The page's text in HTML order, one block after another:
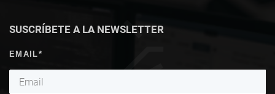
SUSCRÍBETE A LA NEWSLETTER